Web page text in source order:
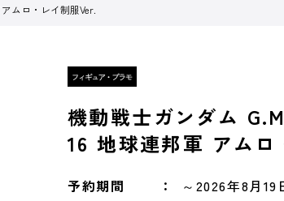
ムロ・レイ制服Ver.
機動戦士ガンダム
16 地球連邦軍 アムロ
予約期間
～2026年8月